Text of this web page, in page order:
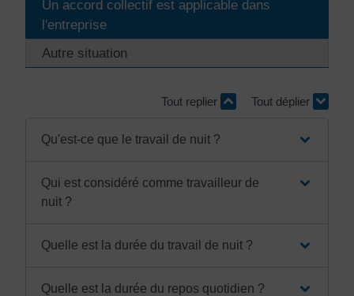
Un accord collectif est applicable dans
l'entreprise
Autre situation
Tout replier Tout déplier
Qu'est-ce que le travail de nuit ?
Qui est considéré comme travailleur de
nuit ?
Quelle est la durée du travail de nuit ?
Quelle est la durée du repos quotidien ?